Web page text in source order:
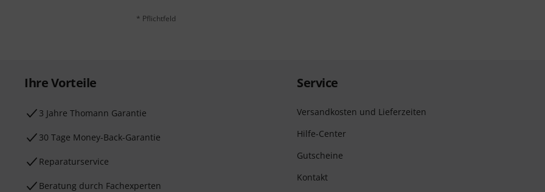
* Pflichtfeld
Ihre Vorteile
3 Jahre Thomann Garantie
30 Tage Money-Back-Garantie
Reparaturservice
Beratung durch Fachexperten
Service
Versandkosten und Lieferzeiten
Hilfe-Center
Gutscheine
Kontakt